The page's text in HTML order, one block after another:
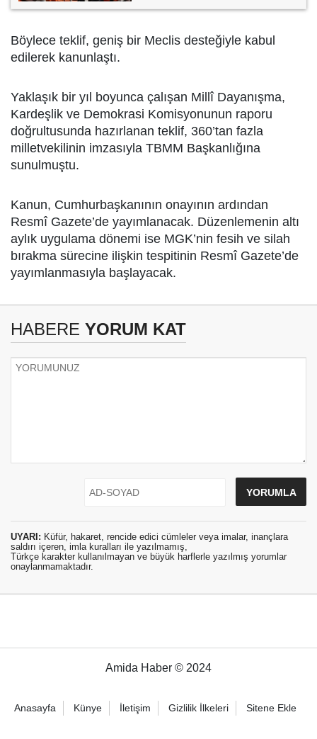
Böylece teklif, geniş bir Meclis desteğiyle kabul
edilerek kanunlaştı.
Yaklaşık bir yıl boyunca çalışan Millî Dayanışma,
Kardeşlik ve Demokrasi Komisyonunun raporu
doğrultusunda hazırlanan teklif, 360’tan fazla
milletvekilinin imzasıyla TBMM Başkanlığına
sunulmuştu.
Kanun, Cumhurbaşkanının onayının ardından
Resmî Gazete’de yayımlanacak. Düzenlemenin altı
aylık uygulama dönemi ise MGK’nin fesih ve silah
bırakma sürecine ilişkin tespitinin Resmî Gazete’de
yayımlanmasıyla başlayacak.
HABERE YORUM KAT
UYARI: Küfür, hakaret, rencide edici cümleler veya imalar, inançlara
saldırı içeren, imla kuralları ile yazılmamış,
Türkçe karakter kullanılmayan ve büyük harflerle yazılmış yorumlar
onaylanmamaktadır.
Amida Haber © 2024
Anasayfa Künye İletişim Gizlilik İlkeleri Sitene Ekle